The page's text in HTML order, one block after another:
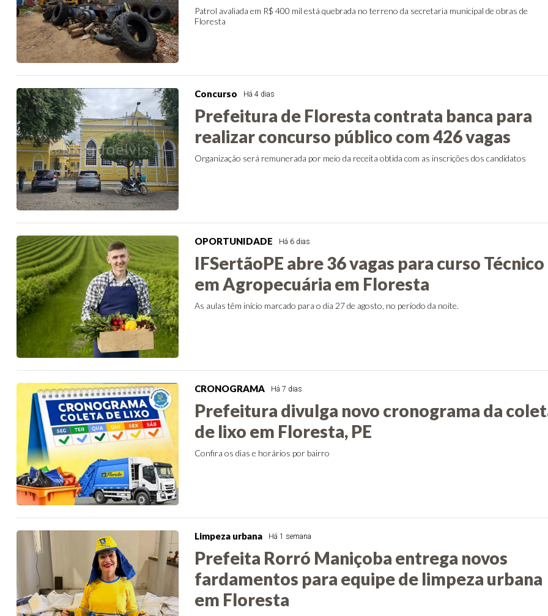
Patrol avaliada em R$ 400 mil está quebrada no terreno da secretaria municipal de obras de
Floresta
Concurso Há 4 dias
Prefeitura de Floresta contrata banca para
realizar concurso público com 426 vagas
Organização será remunerada por meio da receita obtida com as inscrições dos candidatos
OPORTUNIDADE Há 6 dias
IFSertãoPE abre 36 vagas para curso Técnico
em Agropecuária em Floresta
As aulas têm início marcado para o dia 27 de agosto, no período da noite.
CRONOGRAMA Há 7 dias
Prefeitura divulga novo cronograma da
de lixo em Floresta, PE
Confira os dias e horários por bairro
Limpeza urbana Há 1 semana
Prefeita Rorró Maniçoba entrega novos
fardamentos para equipe de limpeza urbana
em Floresta